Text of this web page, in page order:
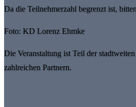
Da die Teilnehmerzahl begrenzt ist,
Foto: KD Lorenz Ehmke
Die Veranstaltung ist Teil der
zahlreichen Partnern.